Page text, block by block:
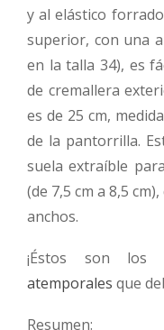
y al elástico
superior, con una
en la talla 34), es
de cremallera
es de 25 cm,
de la pantorrilla.
suela extraíble
(de 7,5 cm a 8,5
anchos.
¡Éstos son los
atemporales que
Resumen: